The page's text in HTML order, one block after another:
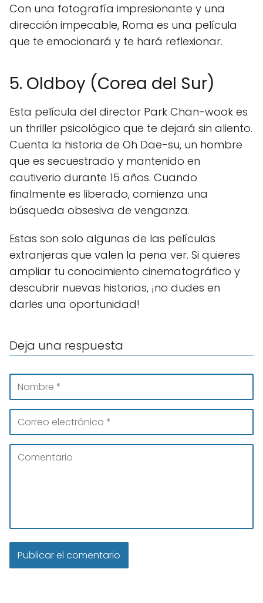
Con una fotografía impresionante y una
dirección impecable, Roma es una película
que te emocionará y te hará reflexionar.
5. Oldboy (Corea del Sur)
Esta película del director Park Chan-wook es
un thriller psicológico que te dejará sin aliento.
Cuenta la historia de Oh Dae-su, un hombre
que es secuestrado y mantenido en
cautiverio durante 15 años. Cuando
finalmente es liberado, comienza una
búsqueda obsesiva de venganza.
Estas son solo algunas de las películas
extranjeras que valen la pena ver. Si quieres
ampliar tu conocimiento cinematográfico y
descubrir nuevas historias, ¡no dudes en
darles una oportunidad!
Deja una respuesta